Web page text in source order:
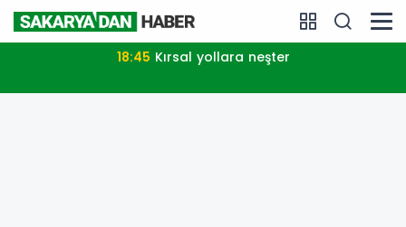
18:45 Kırsal yollara neşter